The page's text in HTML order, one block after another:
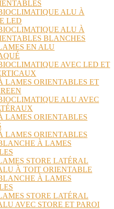
ALU À
LED
ALU À
BLANCHES
EN ALU
AVEC LED ET
LAMES ORIENTABLES ET
ALU AVEC
LAMES ORIENTABLES
LAMES ORIENTABLES
À LAMES
STORE LATÉRAL
À TOIT ORIENTABLE
À LAMES
STORE LATÉRAL
AVEC STORE ET PAROI